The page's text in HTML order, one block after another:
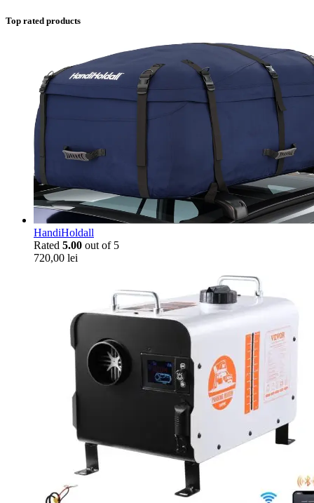
Top rated products
HandiHoldall
Rated 5.00 out of 5
720,00 lei